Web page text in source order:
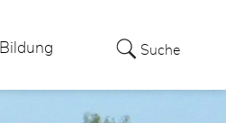
Bildung Suche